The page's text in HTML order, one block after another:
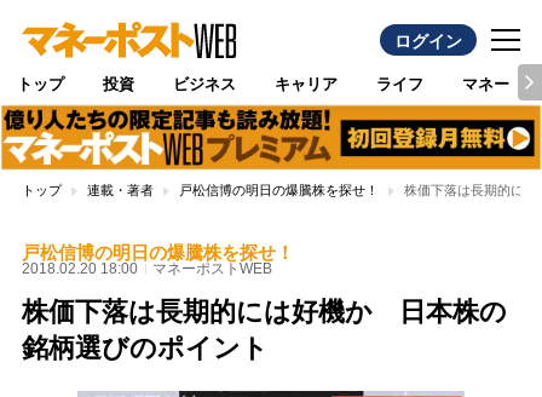
ログイン
トップ 投資 ビジネス キャリア ライフ マネー
トップ 連載・著者 戸松信博の明日の爆騰株を探せ！ 株価下落は長期的に
戸松信博の明日の爆騰株を探せ！
2018.02.20 18:00 マネーポストWEB
株価下落は長期的には好機か 日本株の
銘柄選びのポイント